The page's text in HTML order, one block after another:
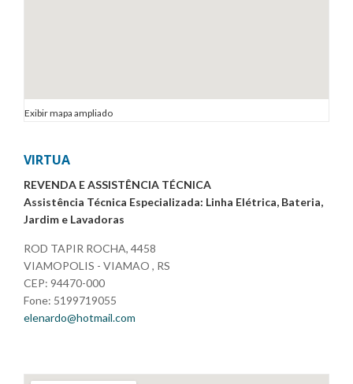
Exibir mapa ampliado
VIRTUA
REVENDA E ASSISTÊNCIA TÉCNICA
Assistência Técnica Especializada: Linha Elétrica, Bateria,
Jardim e Lavadoras
ROD TAPIR ROCHA, 4458
VIAMOPOLIS - VIAMAO , RS
CEP: 94470-000
Fone: 5199719055
elenardo@hotmail.com